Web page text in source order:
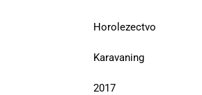
Horolezectvo
Karavaning
2017